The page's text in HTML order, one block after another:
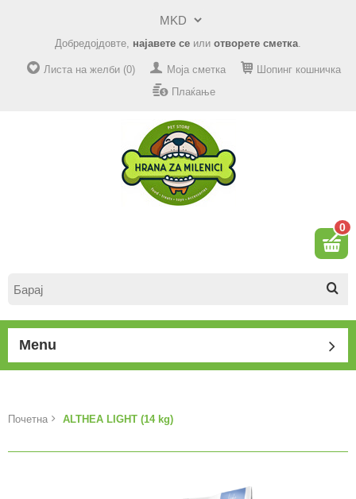
Добредојдовте, најавете се или отворете сметка.
Листа на желби (0) Моја сметка
Шопинг кошничка
Плаќање
0
Menu
Почетна ALTHEA LIGHT (14 kg)